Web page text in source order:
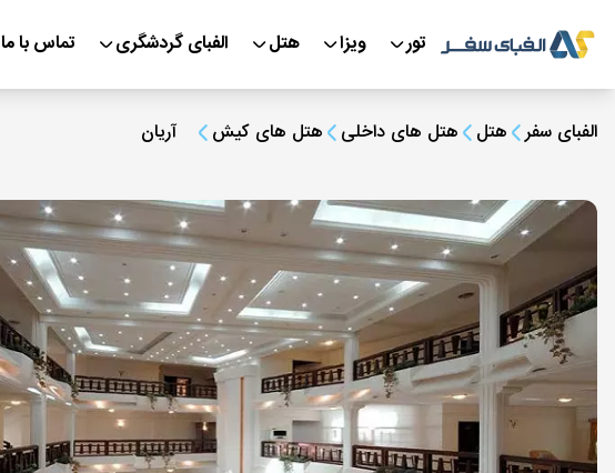
تور ویزا هتل الفبای گردشگری تماس با ما
الفبای سفر هتل هتل های داخلی هتل های کیش آریان